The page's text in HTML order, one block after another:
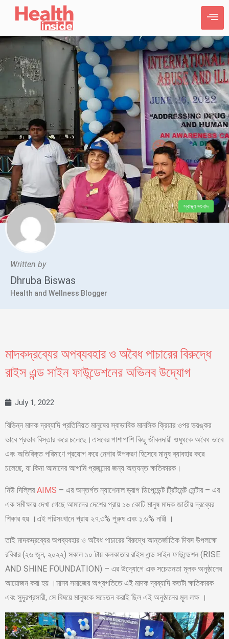
স্বাস্থ্য সংবাদ
Written by
Dhruba Biswas
Health and Wellness Blogger
মাদকদ্রব্যের অপব্যবহার ও অবৈধ পাচারের বিরুদ্ধে
রাইস এন্ড সাইন ফাউন্ডেশনের অভিনব উদ্যোগ
July 1, 2022
বিভিন্ন মাদক দ্রব্যাদি প্রতিনিয়ত মানুষের স্বাভাবিক মানসিক ক্রিয়ার ওপর ভয়ঙ্কর
ভাবে প্রভাব বিস্তার করে চলেছে।এসবের পাশাপাশি কিছু জীবনদায়ী ওষুধকে অবৈধ ভাবে
এবং অতিরিক্ত পরিমাণে প্রয়োগ করে নেশার উপকরণ হিসেবে মানুষ ব্যাবহার করে
চলেছে, যা কিনা আমাদের আগামি প্রজন্মের জন্য অত্যন্ত ক্ষতিকারক।
নিউ দিল্লিরAIMS – এর অন্তর্গত ন্যাশেনাল ড্রাগ ডিপেন্ডেন্ট ট্রিটমেন্ট সেন্টার – এর
এক সমীক্ষায় দেখা গেছে আমাদের দেশের প্রায় ১৬ কোটি মানুষ মাদক জাতীয় দ্রব্যের
শিকার হয় ।এই পরিসংখানে প্রায় ২৭.৩% পুরুষ এবং ১.৬% নারী ।
তাই মাদকদ্রব্যের অপব্যবহার ও অবৈধ পাচারের বিরুদ্ধে আন্তর্জাতিক দিবস উপলক্ষে
রবিবার (২৬ জুন, ২০২২) সকাল ১০ টায় কলকাতার রাইস এন্ড সাইন ফাউন্ডেশন (RISE
AND SHINE FOUNDATION) – এর উদ্যোগে এক সচেতনতা মূলক অনুষ্ঠানের
আয়োজন করা হয় ।মানব সমাজের অগ্রগতিতে এই মাদক দ্রব্যাদি কতটা ক্ষতিকারক
এবং সুদূরপ্রসারী, সে বিষয়ে মানুষকে সচেতন করাই ছিল এই অনুষ্ঠানের মূল লক্ষ ।